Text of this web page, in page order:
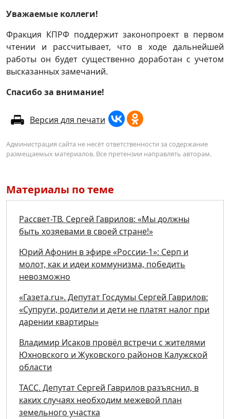
Уважаемые коллеги!
Фракция КПРФ поддержит законопроект в первом
чтении и рассчитывает, что в ходе дальнейшей
работы он будет существенно доработан с учетом
высказанных замечаний.
Спасибо за внимание!
Версия для печати
Администрация сайта не несёт ответственности за содержание
размещаемых материалов. Все претензии направлять авторам.
Материалы по теме
Рассвет-ТВ. Сергей Гаврилов: «Мы должны
быть хозяевами в своей стране!»
Юрий Афонин в эфире «России-1»: Серп и
молот, как и идеи коммунизма, победить
невозможно
«Газета.ru». Депутат Госдумы Сергей Гаврилов:
«Супруги, родители и дети не платят налог при
дарении квартиры»
Владимир Исаков провёл встречи с жителями
Юхновского и Жуковского районов Калужской
области
ТАСС. Депутат Сергей Гаврилов разъяснил, в
каких случаях необходим межевой план
земельного участка